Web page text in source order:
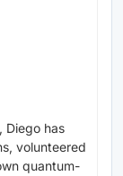
Diego has
volunteered
quantum-